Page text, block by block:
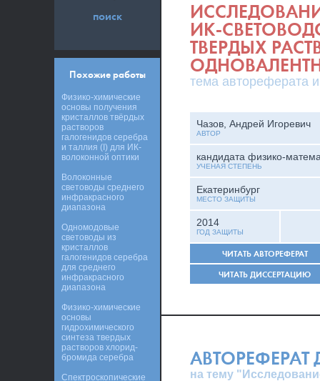
ИК-
ТВЕРДЫХ
тема автореферата
Чазов, Андрей Игоревич
АВТОР
кандидата физико-
УЧЕНАЯ СТЕПЕНЬ
Екатеринбург
МЕСТО ЗАЩИТЫ
2014
ГОД ЗАЩИТЫ
ЧИТАТЬ АВТОРЕФЕРАТ
ЧИТАТЬ ДИССЕРТАЦИЮ
АВТОРЕФЕРАТ
на тему
поиск
Похожие работы
Физико-химические
основы получения
кристаллов твёрдых
растворов
галогенидов серебра
и таллия (I) для ИК-
волоконной оптики
Волоконные
световоды среднего
инфракрасного
диапазона
Одномодовые
световоды из
кристаллов
галогенидов серебра
для среднего
инфракрасного
диапазона
Физико-химические
основы
гидрохимического
синтеза твердых
растворов хлорид-
бромида серебра
Спектроскопические